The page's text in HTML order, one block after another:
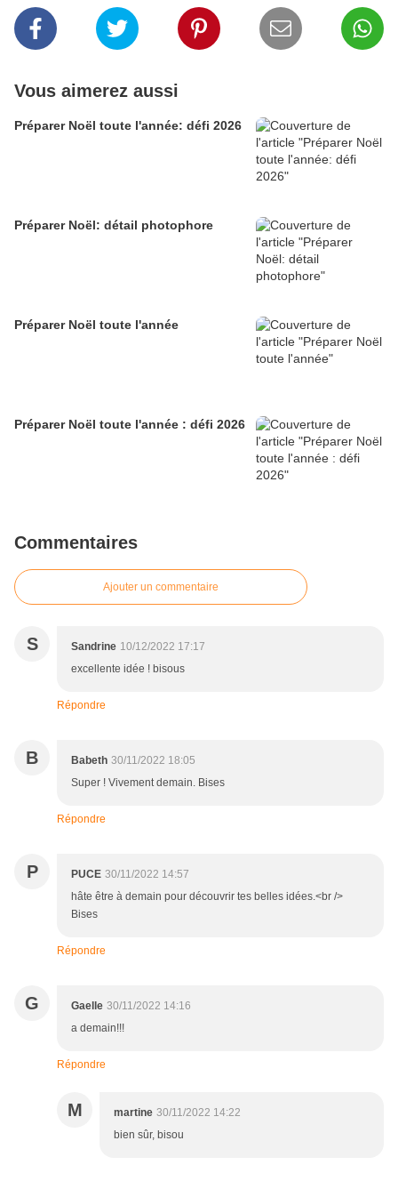
Vous aimerez aussi
Préparer Noël toute l'année: défi 2026
Préparer Noël: détail photophore
Préparer Noël toute l'année
Préparer Noël toute l'année : défi 2026
Commentaires
Ajouter un commentaire
S Sandrine 10/12/2022 17:17
excellente idée ! bisous
Répondre
B Babeth 30/11/2022 18:05
Super ! Vivement demain. Bises
Répondre
P PUCE 30/11/2022 14:57
hâte être à demain pour découvrir tes belles idées.<br />
Bises
Répondre
G Gaelle 30/11/2022 14:16
a demain!!!
Répondre
M martine 30/11/2022 14:22
bien sûr, bisou